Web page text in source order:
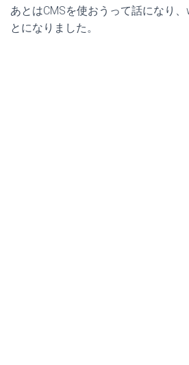
あとはCMSを使おうって話になり
とになりました。